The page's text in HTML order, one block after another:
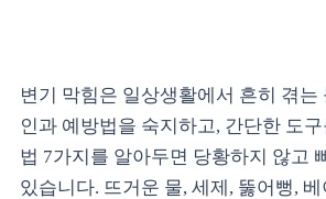
변기 막힘은 일상생활에서 흔히 겪는
인과 예방법을 숙지하고, 간단한 도
법 7가지를 알아두면 당황하지 않고
있습니다. 뜨거운 물, 세제, 뚫어뻥,